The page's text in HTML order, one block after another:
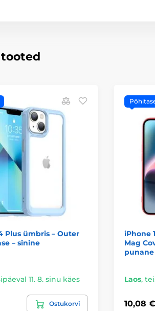
Plus ümbris – Outer
– sinine
11. 8. sinu käes
Ostukorvi
iPhone
Mag
punane
Laos,
10,08 €